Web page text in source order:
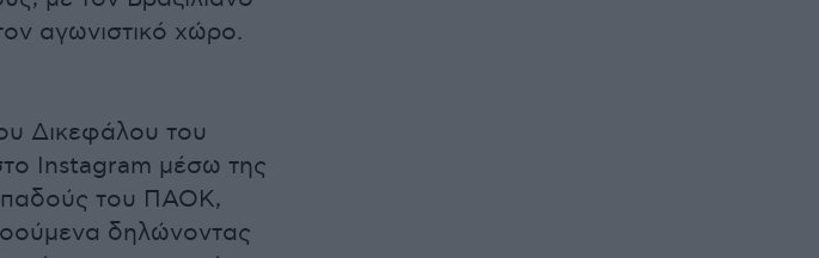
αγωνιστικό χώρο.
Δικεφάλου του
Instagram μέσω της
του ΠΑΟΚ,
δηλώνοντας